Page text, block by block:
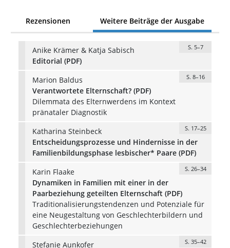
Rezensionen Weitere Beiträge der Ausgabe
Anike Krämer & Katja Sabisch S. 5–7
Editorial (PDF)
Marion Baldus
S. 8–16
Verantwortete Elternschaft? (PDF)
Dilemmata des Elternwerdens im Kontext
pränataler Diagnostik
Katharina Steinbeck
S. 17–25
Entscheidungsprozesse und Hindernisse in der
Familienbildungsphase lesbischer* Paare (PDF)
Karin Flaake
S. 26–34
Dynamiken in Familien mit einer in der
Paarbeziehung geteilten Elternschaft (PDF)
Traditionalisierungstendenzen und Potenziale für
eine Neugestaltung von Geschlechterbildern und
Geschlechterbeziehungen
Stefanie Aunkofer
S. 35–42